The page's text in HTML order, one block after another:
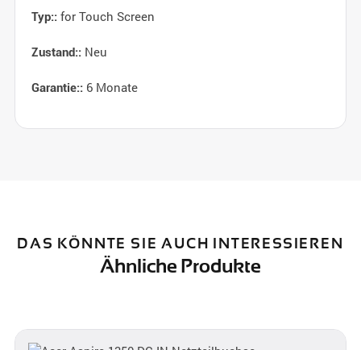
Typ::for Touch Screen
Zustand::Neu
Garantie::6 Monate
DAS KÖNNTE SIE AUCH INTERESSIEREN
Ähnliche Produkte